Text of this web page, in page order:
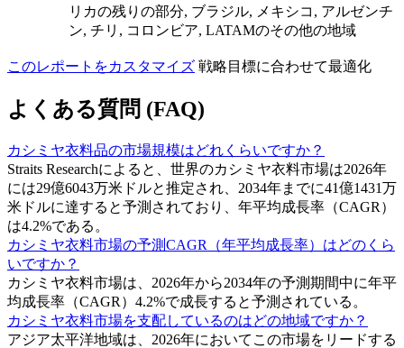
リカの残りの部分, ブラジル, メキシコ, アルゼンチ
ン, チリ, コロンビア, LATAMのその他の地域
このレポートをカスタマイズ 戦略目標に合わせて最適化
よくある質問 (FAQ)
カシミヤ衣料品の市場規模はどれくらいですか？
Straits Researchによると、世界のカシミヤ衣料市場は2026年
には29億6043万米ドルと推定され、2034年までに41億1431万
米ドルに達すると予測されており、年平均成長率（CAGR）
は4.2%である。
カシミヤ衣料市場の予測CAGR（年平均成長率）はどのくら
いですか？
カシミヤ衣料市場は、2026年から2034年の予測期間中に年平
均成長率（CAGR）4.2%で成長すると予測されている。
カシミヤ衣料市場を支配しているのはどの地域ですか？
アジア太平洋地域は、2026年においてこの市場をリードする